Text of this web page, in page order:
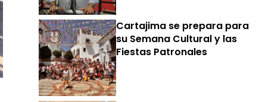
Cartajima se prepara para
su Semana Cultural y las
Fiestas Patronales